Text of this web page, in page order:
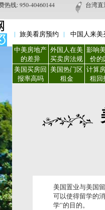
费热线: 950-40460144 台湾
旅美看房预约
中国人来
中美房地产
的差异
外国人在美
买卖房法规
影响
价的
美国买房回
报率高吗
美国热门区
租金
计算
租回
美国置业与美国
可以使得留学的
学”的目的。